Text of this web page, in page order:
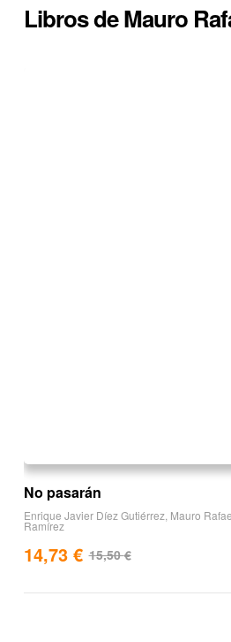
Libros de Mauro
No pasarán
Enrique Javier Díez Gutiérrez Mauro
Ramírez
15,50€
14,73 €